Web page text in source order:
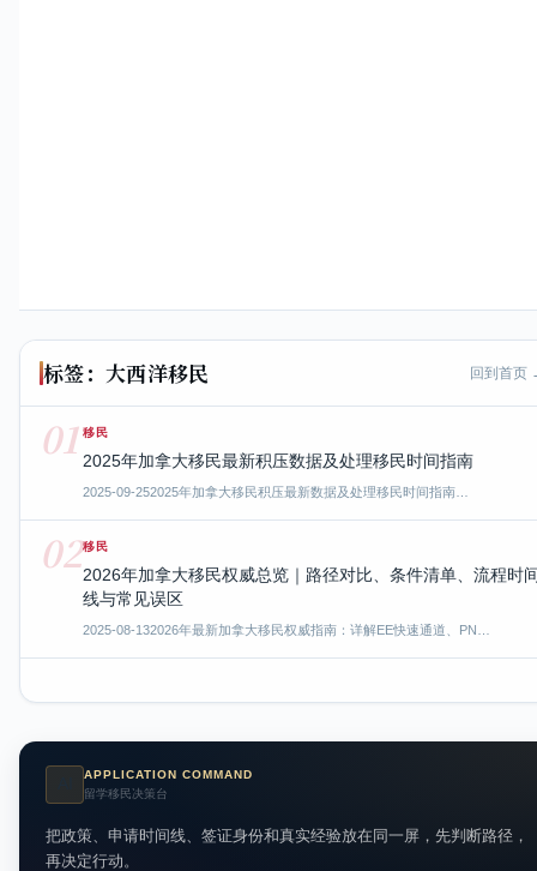
标签：大西洋移民 回到首页
01 移民
2025年加拿大移民最新积压数据及处理移民时间指南
2025-09-252025年加拿大移民积压最新数据及处理移民时间指南…
02移民
2026年加拿大移民权威总览｜路径对比、条件清单、流程时
线与常见误区
2025-08-132026年最新加拿大移民权威指南：详解EE快速通道、PN…
APPLICATION COMMAND
留学移民决策台
把政策、申请时间线、签证身份和真实经验放在同一屏，先判断路径，
再决定行动。